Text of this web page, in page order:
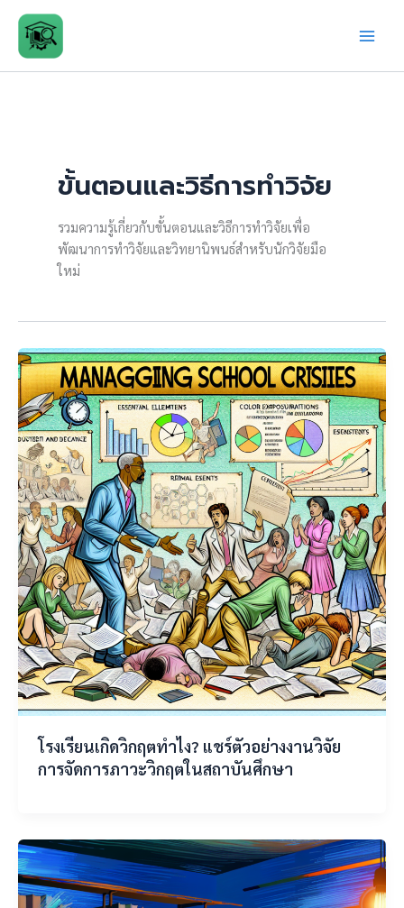
content
ขั้นตอนและวิธีการทำวิจัย
รวมความรู้เกี่ยวกับขั้นตอนและวิธีการทำวิจัยเพื่อ
พัฒนาการทำวิจัยและวิทยานิพนธ์สำหรับนักวิจัยมือ
ใหม่
โรงเรียนเกิดวิกฤตทำไง? แชร์ตัวอย่างงานวิจัย
การจัดการภาวะวิกฤตในสถาบันศึกษา